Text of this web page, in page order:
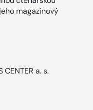
magazínový
CENTER a. s.